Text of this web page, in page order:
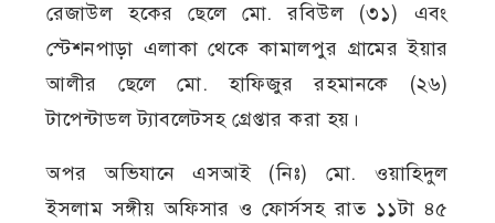
রেজাউল হকের ছেলে মো. রবিউল (৩১) এবং
স্টেশনপাড়া এলাকা থেকে কামালপুর গ্রামের ইয়ার
আলীর ছেলে মো. হাফিজুর রহমানকে (২৬)
টাপেন্টাডল ট্যাবলেটসহ গ্রেপ্তার করা হয়।
অপর অভিযানে এসআই (নিঃ) মো. ওয়াহিদুল
ইসলাম সঙ্গীয় অফিসার ও ফোর্সসহ রাত ১১টা ৪৫